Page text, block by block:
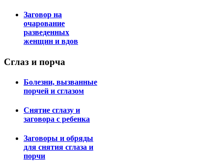
Заговор на
очарование
разведенных
женщин и вдов
Сглаз и порча
Болезни, вызванные
порчей и сглазом
Снятие сглазу и
заговора с ребенка
Заговоры и обряды
для снятия сглаза и
порчи